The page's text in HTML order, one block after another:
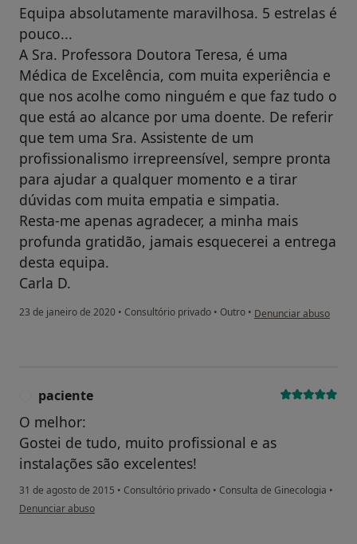
Equipa absolutamente maravilhosa. 5 estrelas é
pouco...
A Sra. Professora Doutora Teresa, é uma
Médica de Excelência, com muita experiência e
que nos acolhe como ninguém e que faz tudo o
que está ao alcance por uma doente. De referir
que tem uma Sra. Assistente de um
profissionalismo irrepreensível, sempre pronta
para ajudar a qualquer momento e a tirar
dúvidas com muita empatia e simpatia.
Resta-me apenas agradecer, a minha mais
profunda gratidão, jamais esquecerei a entrega
desta equipa.
Carla D.
23 de janeiro de 2020 • Consultório privado • Outro • na opinião do
Denunciar abuso
paciente
O melhor:
Gostei de tudo, muito profissional e as
instalações são excelentes!
31 de agosto de 2015 • Consultório privado • Consulta de Ginecologia •
na opinião do utilizador paciente
Denunciar abuso